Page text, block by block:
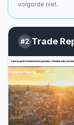
volgorde niet.
#2 Trade